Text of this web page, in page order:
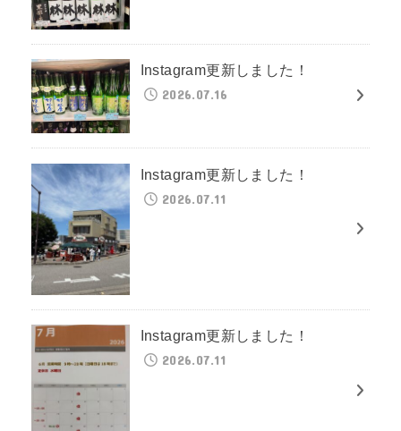
Instagram更新しました！
2026.07.16
Instagram更新しました！
2026.07.11
Instagram更新しました！
2026.07.11